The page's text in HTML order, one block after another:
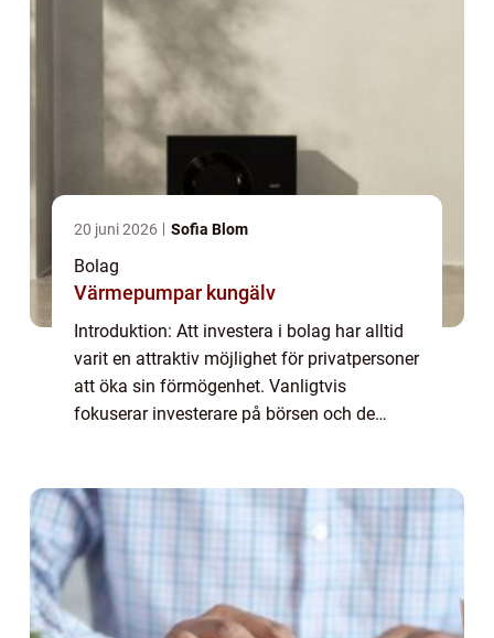
20 juni 2026 Sofia Blom
Bolag
Värmepumpar kungälv
Introduktion: Att investera i bolag har alltid
varit en attraktiv möjlighet för privatpersoner
att öka sin förmögenhet. Vanligtvis
fokuserar investerare på börsen och de